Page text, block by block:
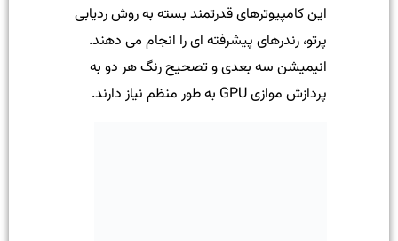
این کامپیوترهای قدرتمند بسته به روش ردیابی
پرتو، رندرهای پیشرفته ای را انجام می دهند.
انیمیشن سه بعدی و تصحیح رنگ هر دو به
پردازش موازی GPU به طور منظم نیاز دارند.